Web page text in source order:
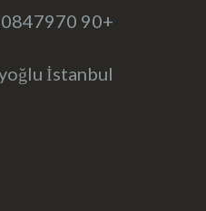
+90 5010847970
İstanbul